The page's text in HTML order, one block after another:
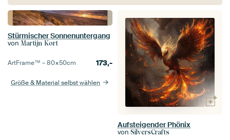
Stürmischer Sonnenuntergang
von Martijn Kort
ArtFrame™ –80×50cm 173,-
Größe & Material selbst wählen
Aufsteigender Phönix
von SilversCrafts